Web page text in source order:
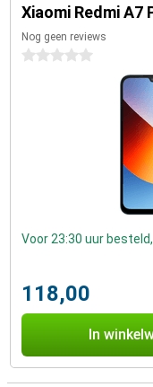
Xiaomi Redmi A7
Nog geen reviews
0 sterren
Voor 23:30 uur
118,00
In